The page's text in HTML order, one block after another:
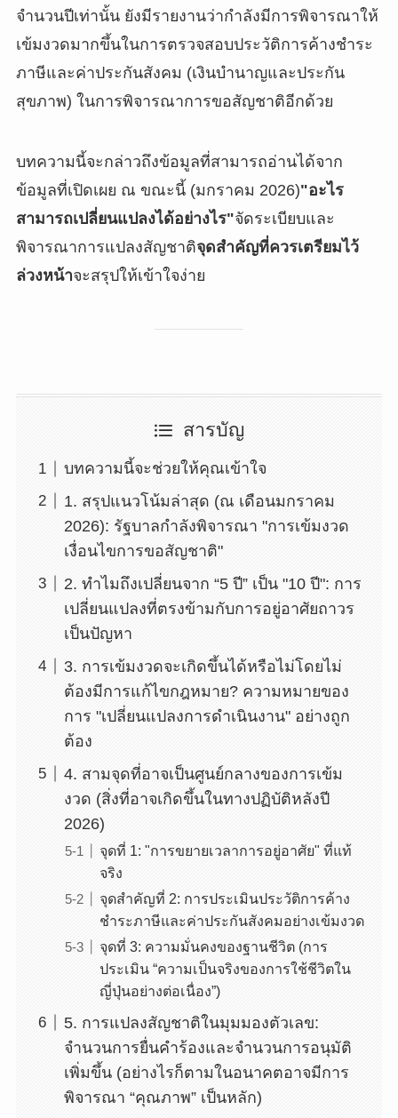
จำนวนปีเท่านั้น ยังมีรายงานว่ากำลังมีการพิจารณาให้
เข้มงวดมากขึ้นในการตรวจสอบประวัติการค้างชำระ
ภาษีและค่าประกันสังคม (เงินบำนาญและประกัน
สุขภาพ) ในการพิจารณาการขอสัญชาติอีกด้วย
บทความนี้จะกล่าวถึงข้อมูลที่สามารถอ่านได้จาก
ข้อมูลที่เปิดเผย ณ ขณะนี้ (มกราคม 2026)"อะไร
สามารถเปลี่ยนแปลงได้อย่างไร"จัดระเบียบและ
พิจารณาการแปลงสัญชาติจุดสำคัญที่ควรเตรียมไว้
ล่วงหน้าจะสรุปให้เข้าใจง่าย
สารบัญ
บทความนี้จะช่วยให้คุณเข้าใจ
1. สรุปแนวโน้มล่าสุด (ณ เดือนมกราคม
2026): รัฐบาลกำลังพิจารณา "การเข้มงวด
เงื่อนไขการขอสัญชาติ"
2. ทำไมถึงเปลี่ยนจาก “5 ปี” เป็น "10 ปี": การ
เปลี่ยนแปลงที่ตรงข้ามกับการอยู่อาศัยถาวร
เป็นปัญหา
3. การเข้มงวดจะเกิดขึ้นได้หรือไม่โดยไม่
ต้องมีการแก้ไขกฎหมาย? ความหมายของ
การ "เปลี่ยนแปลงการดำเนินงาน" อย่างถูก
ต้อง
4. สามจุดที่อาจเป็นศูนย์กลางของการเข้ม
งวด (สิ่งที่อาจเกิดขึ้นในทางปฏิบัติหลังปี
2026)
จุดที่ 1: "การขยายเวลาการอยู่อาศัย" ที่แท้
จริง
จุดสำคัญที่ 2: การประเมินประวัติการค้าง
ชำระภาษีและค่าประกันสังคมอย่างเข้มงวด
จุดที่ 3: ความมั่นคงของฐานชีวิต (การ
ประเมิน “ความเป็นจริงของการใช้ชีวิตใน
ญี่ปุ่นอย่างต่อเนื่อง”)
5. การแปลงสัญชาติในมุมมองตัวเลข:
จำนวนการยื่นคำร้องและจำนวนการอนุมัติ
เพิ่มขึ้น (อย่างไรก็ตามในอนาคตอาจมีการ
พิจารณา “คุณภาพ” เป็นหลัก)